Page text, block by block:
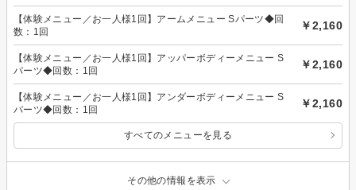
【体験メニュー／お一人様1回】アームメニュー Sパーツ◆回
数：1回
￥2,160
【体験メニュー／お一人様1回】アッパーボディーメニュー S
パーツ◆回数：1回
￥2,160
【体験メニュー／お一人様1回】アンダーボディーメニュー S
パーツ◆回数：1回
￥2,160
すべてのメニューを見る
その他の情報を表示